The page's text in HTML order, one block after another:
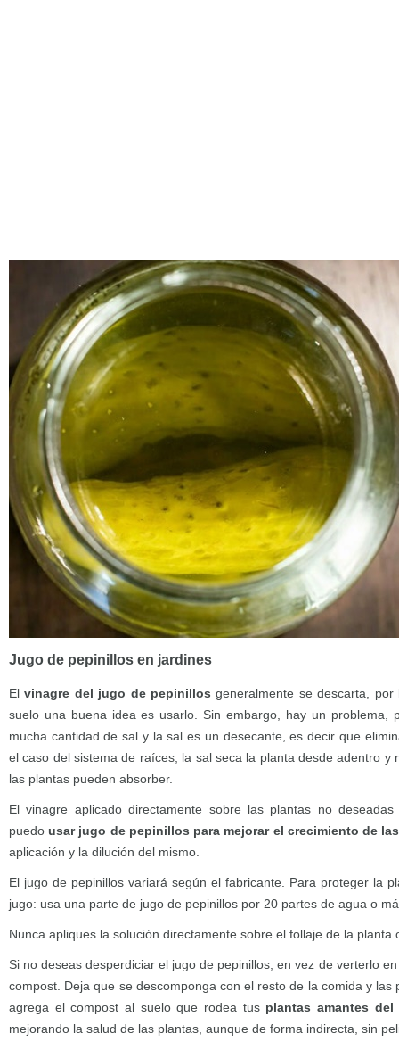
Jugo de pepinillos en jardines
Elvinagre del jugo de pepinillos generalmente se descarta,
suelo una buena idea es usarlo. Sin embargo, hay un problema,
mucha cantidad de sal y la sal es un desecante, es decir que
el caso del sistema de raíces, la sal seca la planta desde adentro y
las plantas pueden absorber.
El vinagre aplicado directamente sobre las plantas no
puedousar jugo de pepinillos para mejorar el crecimiento de
aplicación y la dilución del mismo.
El jugo de pepinillos variará según el fabricante. Para proteger la
jugo: usa una parte de jugo de pepinillos por 20 partes de agua o
Nunca apliques la solución directamente sobre el follaje de la planta
Si no deseas desperdiciar el jugo de pepinillos, en vez de verterlo
compost. Deja que se descomponga con el resto de la comida y las
agrega el compost al suelo que rodea tus plantas amantes del
mejorando la salud de las plantas, aunque de forma indirecta, sin